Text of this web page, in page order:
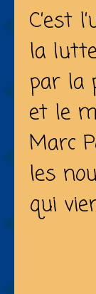
C’est
la
par la
et le
Marc
les
qui